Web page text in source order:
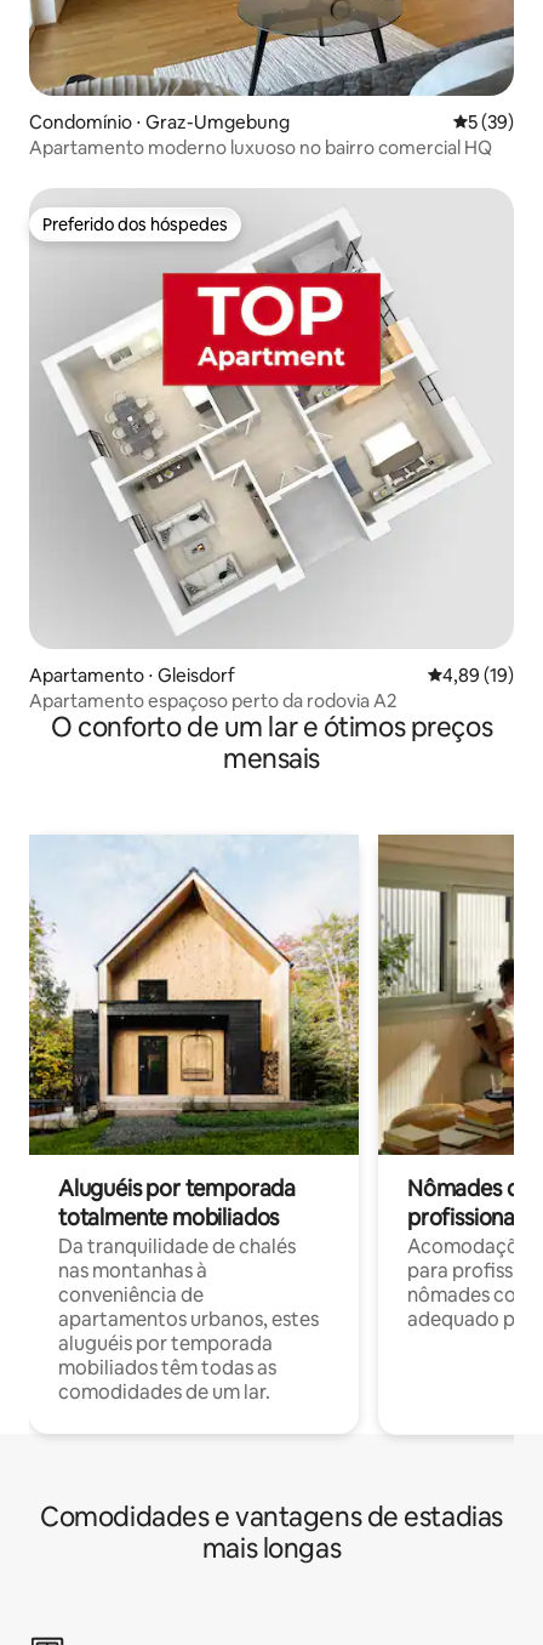
Condomínio ⋅ Graz-Umgebung 5 de uma
5 (39)
Apartamento moderno luxuoso no bairro comercial HQ
Preferido dos hóspedes
Preferido dos hóspedes
Apartamento ⋅ Gleisdorf 4,89 de uma
4,89 (19)
Apartamento espaçoso perto da rodovia A2
O conforto de um lar e ótimos preços
mensais
Aluguéis por temporada
totalmente mobiliados
Da tranquilidade de chalés
nas montanhas à
conveniência de
apartamentos urbanos, estes
aluguéis por temporada
mobiliados têm todas as
comodidades de um lar.
Nômades
profissionais
para
nômades com
adequado
Comodidades e vantagens de estadias
mais longas